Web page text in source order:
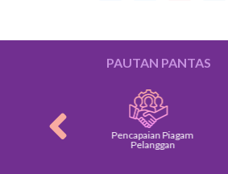
PAUTAN PANTAS
Pencapaian Piagam
Pelanggan